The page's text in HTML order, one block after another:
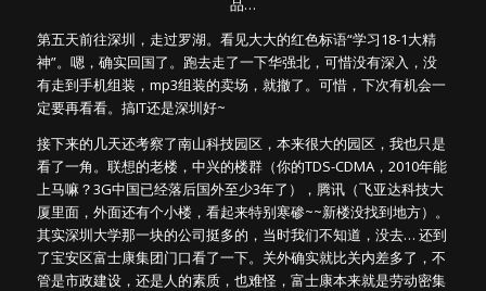
品…
第五天前往深圳，走过罗湖。看见大大的红色标语“学习18-1大精
神”。嗯，确实回国了。跑去走了一下华强北，可惜没有深入，没
有走到手机组装，mp3组装的卖场，就撤了。可惜，下次有机会一
定要再看看。搞IT还是深圳好~
接下来的几天还考察了南山科技园区，本来很大的园区，我也只是
看了一角。联想的老楼，中兴的楼群（你的TDS-CDMA，2010年能
上马嘛？3G中国已经落后国外至少3年了），腾讯（飞亚达科技大
厦里面，外面还有个小楼，看起来特别寒碜~~新楼没找到地方）。
其实深圳大学那一块的公司挺多的，当时我们不知道，没去… 还到
了宝安区富士康集团门口看了一下。关外确实就比关内差多了，不
管是市政建设，还是人的素质，也难怪，富士康本来就是劳动密集